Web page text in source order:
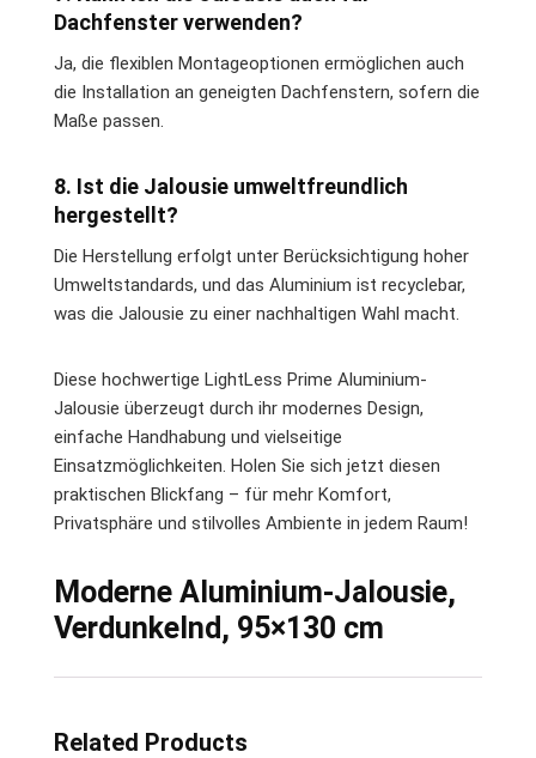
Dachfenster verwenden?
Ja, die flexiblen Montageoptionen ermöglichen auch
die Installation an geneigten Dachfenstern, sofern die
Maße passen.
8. Ist die Jalousie umweltfreundlich
hergestellt?
Die Herstellung erfolgt unter Berücksichtigung hoher
Umweltstandards, und das Aluminium ist recyclebar,
was die Jalousie zu einer nachhaltigen Wahl macht.
Diese hochwertige LightLess Prime Aluminium-
Jalousie überzeugt durch ihr modernes Design,
einfache Handhabung und vielseitige
Einsatzmöglichkeiten. Holen Sie sich jetzt diesen
praktischen Blickfang – für mehr Komfort,
Privatsphäre und stilvolles Ambiente in jedem Raum!
Moderne Aluminium-Jalousie,
Verdunkelnd, 95×130 cm
Related Products